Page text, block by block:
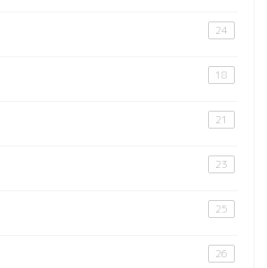
24
18
21
23
25
26